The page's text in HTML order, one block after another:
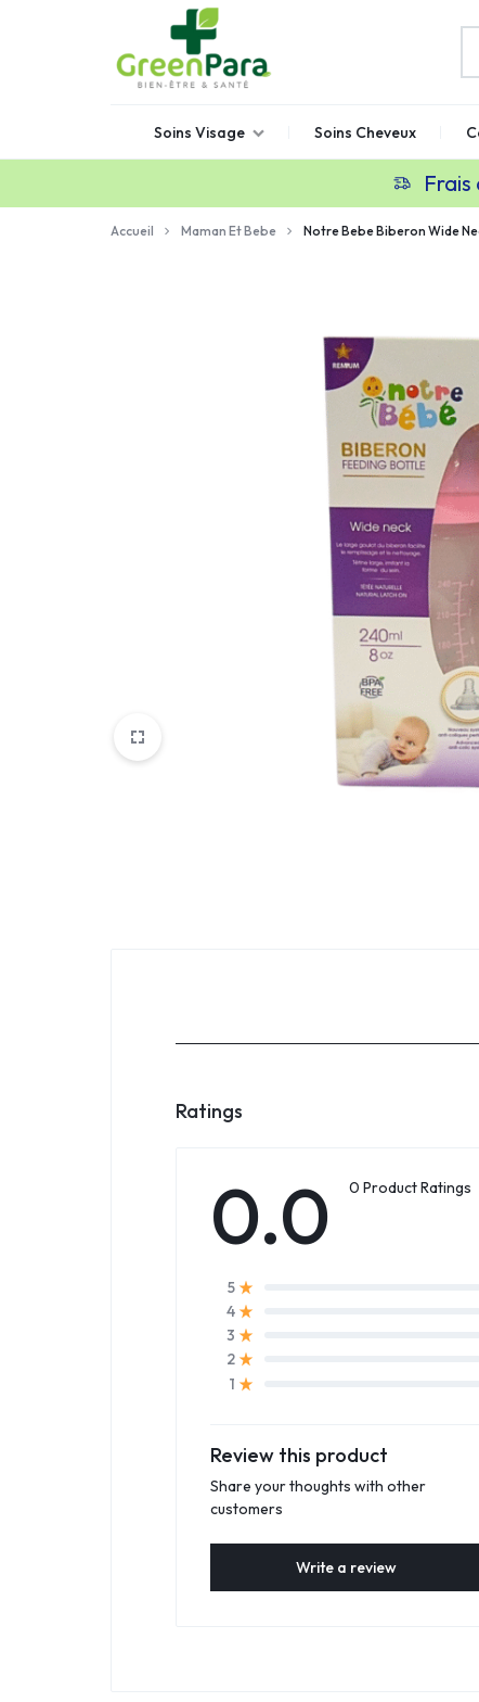
GREENPARA
Parapharmacie
Maroc
Soins Visage Soins Cheveux
Frais
Accueil Maman Et Bebe Notre Bebe Biberon Wide
Ratings
0.0 0 Product Ratings
5
4
3
2
1
Review this product
Share your thoughts with other
customers
Write a review